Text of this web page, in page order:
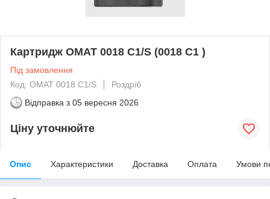
Картридж OMAT 0018 C1/S (0018 C1 )
Під замовлення
Код: OMAT 0018 C1/S
Роздріб
Відправка з 05 вересня 2026
Ціну уточнюйте
Опис Характеристики Доставка Оплата Умови